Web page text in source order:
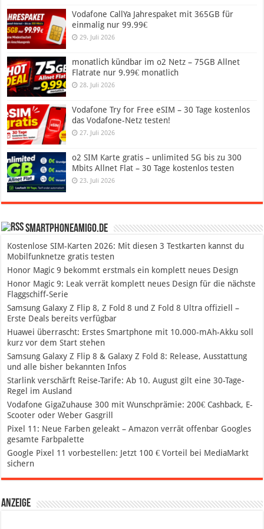
Vodafone CallYa Jahrespaket mit 365GB für
einmalig nur 99.99€
29. Juli 2026
monatlich kündbar im o2 Netz – 75GB Allnet
Flatrate nur 9.99€ monatlich
28. Juli 2026
Vodafone Try for Free eSIM – 30 Tage kostenlos
das Vodafone-Netz testen!
27. Juli 2026
o2 SIM Karte gratis – unlimited 5G bis zu 300
Mbits Allnet Flat – 30 Tage kostenlos testen
23. Juli 2026
SmartphoneAmigo.de
Kostenlose SIM-Karten 2026: Mit diesen 3 Testkarten kannst du
Mobilfunknetze gratis testen
Honor Magic 9 bekommt erstmals ein komplett neues Design
Honor Magic 9: Leak verrät komplett neues Design für die nächste
Flaggschiff-Serie
Samsung Galaxy Z Flip 8, Z Fold 8 und Z Fold 8 Ultra offiziell –
Erste Deals bereits verfügbar
Huawei überrascht: Erstes Smartphone mit 10.000-mAh-Akku soll
kurz vor dem Start stehen
Samsung Galaxy Z Flip 8 & Galaxy Z Fold 8: Release, Ausstattung
und alle bisher bekannten Infos
Starlink verschärft Reise-Tarife: Ab 10. August gilt eine 30-Tage-
Regel im Ausland
Vodafone GigaZuhause 300 mit Wunschprämie: 200€ Cashback, E-
Scooter oder Weber Gasgrill
Pixel 11: Neue Farben geleakt – Amazon verrät offenbar Googles
gesamte Farbpalette
Google Pixel 11 vorbestellen: Jetzt 100 € Vorteil bei MediaMarkt
sichern
Anzeige